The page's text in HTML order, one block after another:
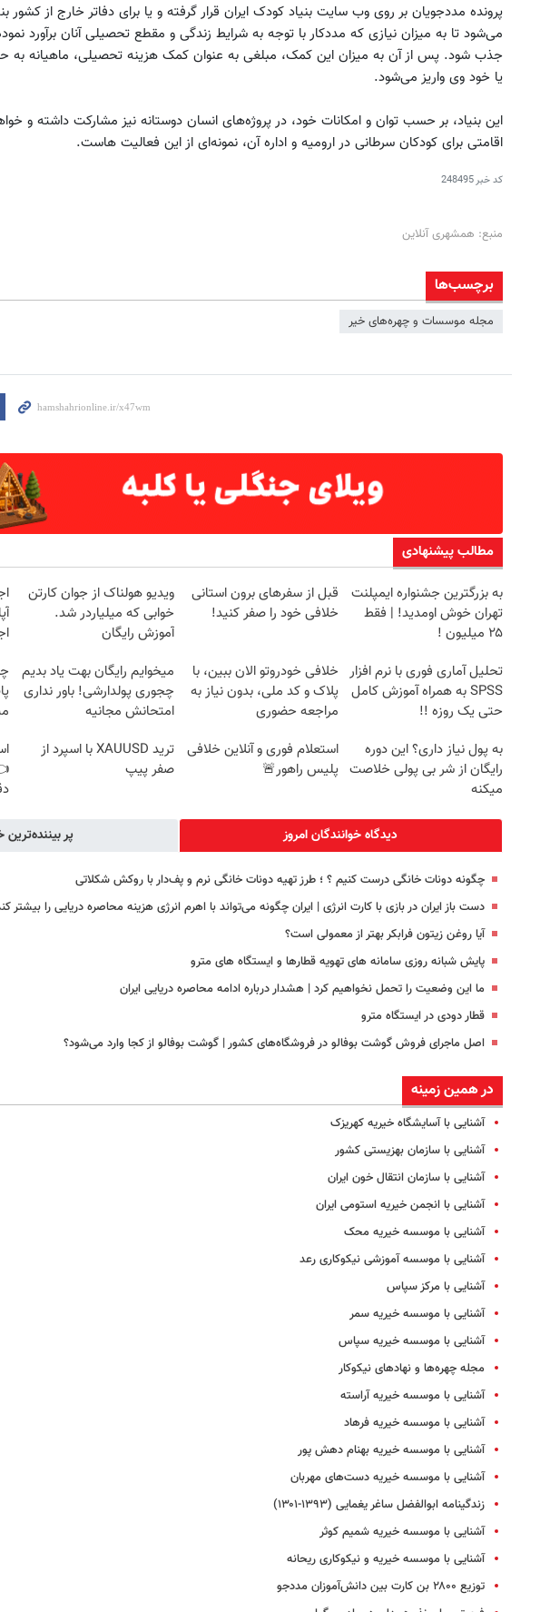
پرونده مددجویان بر روی وب سایت بنیاد کودک ایران قرار گرفته و یا برای دفا‌تر خارج از کشور
می‌شود تا به میزان نیازی که مددکار با توجه به شرایط زندگی و مقطع تحصیلی آنان برآورد
جذب شود. پس از آن به میزان این کمک، مبلغی به عنوان کمک هزینه تحصیلی، ماهیانه به
یا خود وی واریز می‌شود.
این بنیاد، بر حسب توان و امکانات خود، در پروژه‌های انسان دوستانه نیز مشارکت داشته و
اقامتی برای کودکان سرطانی در ارومیه و اداره آن، نمونه‌ای از این فعالیت هاست.
کد خبر248495
منبع: همشهری آنلاین
برچسب‌ها
مجله موسسات و چهره‌های خیر
مطالب پیشنهادی
به بزرگترین جشنواره ایمپلنت
تهران خوش اومدید! | فقط
۲۵ میلیون !
قبل از سفرهای برون استانی
خلافی خود را صفر کنید!
ویدیو هولناک از جوان کارتن
خوابی که میلیاردر شد.
آموزش رایگان
تحلیل آماری فوری با نرم افزار
SPSS به همراه آموزش کامل
حتی یک روزه !!
خلافی خودروتو الان ببین، با
پلاک و کد ملی، بدون نیاز به
مراجعه حضوری
میخوایم رایگان بهت یاد بدیم
چجوری پولدارشی! باور نداری
امتحانش مجانیه
به پول نیاز داری؟ این دوره
رایگان از شر بی پولی خلاصت
میکنه
استعلام فوری و آنلاین خلافی
پلیس راهور🚨
ترید XAUUSD با اسپرد از
صفر پیپ
دیدگاه خوانندگان امروز پر بیننده‌ترین
چگونه دونات خانگی درست کنیم ؟ ؛ طرز تهیه دونات خانگی نرم و پف‌دار با روکش شکلاتی
دست باز ایران در بازی با کارت انرژی | ایران چگونه می‌تواند با اهرم انرژی‌ هزینه محاصره دریایی را بیشتر
آیا روغن زیتون فرابکر بهتر از معمولی است؟
پایش شبانه روزی سامانه های تهویه قطارها و ایستگاه های مترو
ما این وضعیت را تحمل نخواهیم کرد | هشدار درباره ادامه محاصره دریایی ایران
قطار دودی در ایستگاه مترو
اصل ماجرای فروش گوشت بوفالو در فروشگاه‌های کشور | گوشت بوفالو از کجا وارد می‌شود؟
در همین زمینه
آشنایی با آسایشگاه خیریه کهریزک
آشنایی با سازمان بهزیستی کشور
آشنایی با سازمان انتقال خون ایران
آشنایی با انجمن خیریه استومی ایران
آشنایی با موسسه خیریه محک
آشنایی با موسسه‌ آموزشی نیکوکاری رعد
آشنایی با مرکز سپاس
آشنایی با موسسه خیریه سمر
آشنایی با موسسه خیریه سپاس
مجله چهره‌ها و نهادهای نیکوکار
آشنایی با موسسه خیریه آراسته
آشنایی با موسسه خیریه فرهاد
آشنایی با موسسه خیریه بهنام دهش ‏پور
آشنایی با موسسه خیریه دست‌های مهربان
زندگینامه ابوالفضل ساغر یغمایی (۱۳۹۳-۱۳۰۱)
آشنایی با موسسه خیریه شمیم کوثر
آشنایی با موسسه خیریه و نیکوکاری ریحانه
توزیع ۲۸۰۰ بن کارت بین دانش‌آموزان مددجو